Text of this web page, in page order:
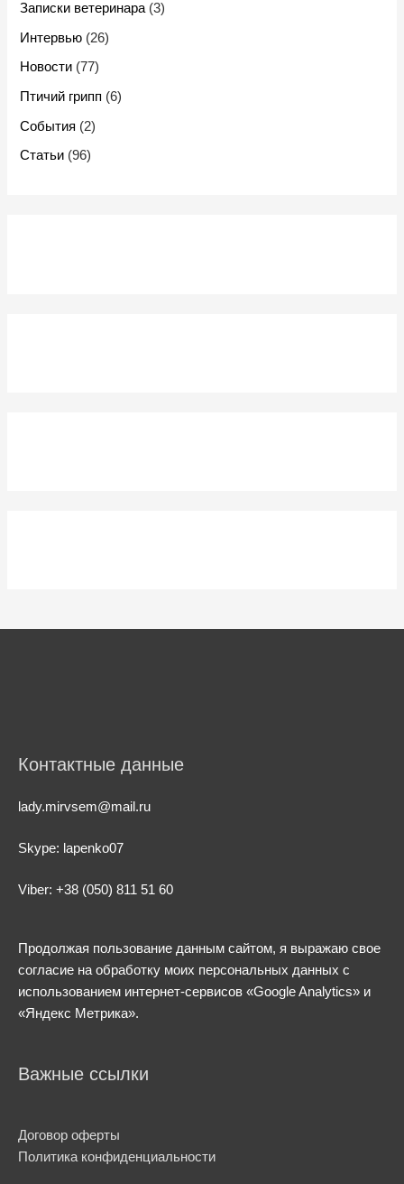
Записки ветеринара (3)
Интервью (26)
Новости (77)
Птичий грипп (6)
События (2)
Статьи (96)
Контактные данные
lady.mirvsem@mail.ru
Skype: lapenko07
Viber: +38 (050) 811 51 60
Продолжая пользование данным сайтом, я выражаю свое
согласие на обработку моих персональных данных с
использованием интернет-сервисов «Google Analytics» и
«Яндекс Метрика».
Важные ссылки
Договор оферты
Политика конфиденциальности